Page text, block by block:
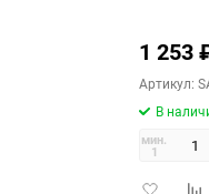
1 253
Артикул:
В
мин.
1
Добавить